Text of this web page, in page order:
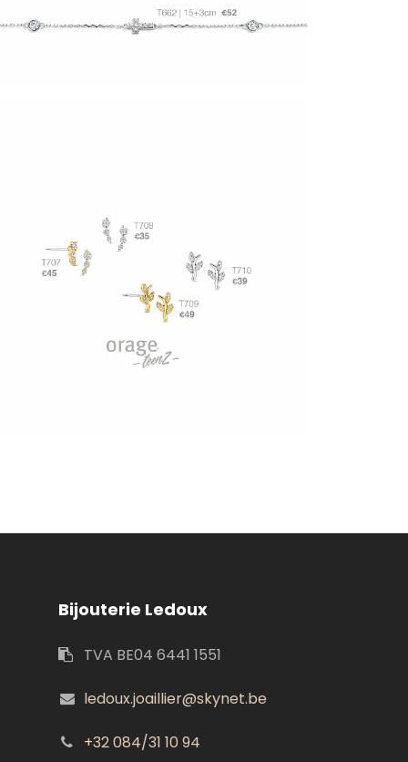
Bijouterie Ledoux
TVA BE04 6441 1551
ledoux.joaillier@skynet.be
+32 084/31 10 94